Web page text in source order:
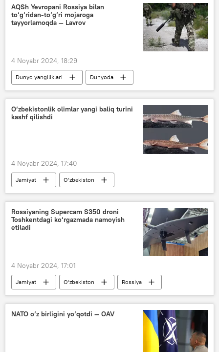
Investitsiyalar va tashqi savdo vazirligi
elektron savdo
hamkorlik
AQSh Yevropani Rossiya bilan
to‘g‘ridan-to‘g‘ri mojaroga
tayyorlamoqda — Lavrov
4 Noyabr 2024, 18:29
Dunyo yangiliklari
Dunyoda
Rossiya
AQSh
Yevropa
Sergey Lavrov
O‘zbekistonlik olimlar yangi baliq turini
kashf qilishdi
4 Noyabr 2024, 17:40
Jamiyat
O‘zbekiston
Farg‘ona viloyati
olimlar
Baliq
tadqiqot
Rossiyaning Supercam S350 droni
Toshkentdagi ko‘rgazmada namoyish
etiladi
4 Noyabr 2024, 17:01
Jamiyat O‘zbekiston
Rossiya
ko‘rgazma
Dron xavfsizlik
NATO o‘z birligini yo‘qotdi — OAV